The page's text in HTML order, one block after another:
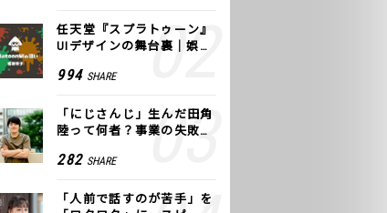
任天堂『スプラトゥーン』
UIデザインの舞台裏｜娯楽
994 SHARE
「にじさんじ」生んだ田角
陸って何者？事業の失敗
COLOR
282 SHARE
「人前で話すのが苦手」を